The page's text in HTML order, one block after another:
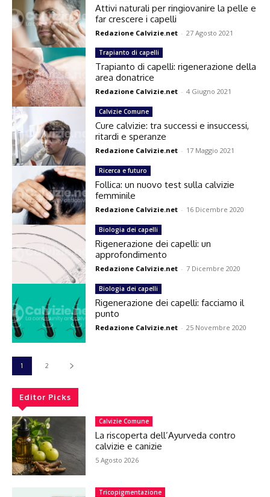
Attivi naturali per ringiovanire la pelle e
far crescere i capelli
Redazione Calvizie.net - 27 Agosto 2021
Trapianto di capelli
Trapianto di capelli: rigenerazione della
area donatrice
Redazione Calvizie.net - 4 Giugno 2021
Calvizie Comune
Cure calvizie: tra successi e insuccessi,
ritardi e speranze
Redazione Calvizie.net - 17 Maggio 2021
Ricerca e futuro
Follica: un nuovo test sulla calvizie
femminile
Redazione Calvizie.net - 16 Dicembre 2020
Biologia dei capelli
Rigenerazione dei capelli: un
approfondimento
Redazione Calvizie.net - 7 Dicembre 2020
Biologia dei capelli
Rigenerazione dei capelli: facciamo il
punto
Redazione Calvizie.net - 25 Novembre 2020
1 2
Editor Picks
Calvizie Comune
La riscoperta dell’Ayurveda contro
calvizie e canizie
5 Agosto 2026
Tricopigmentazione